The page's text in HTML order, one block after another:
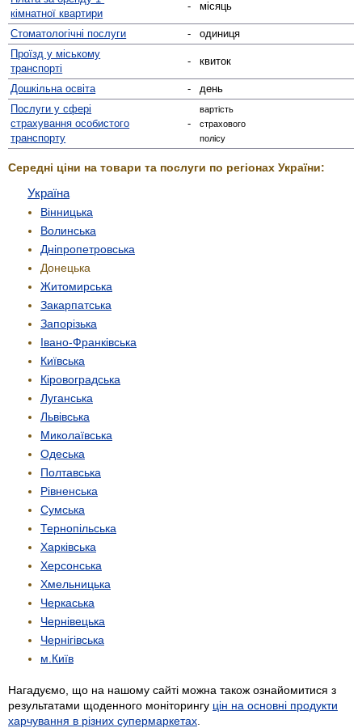
кімнатної квартири
- місяць
Стомато­логічні послуги -
одиниця
Проїзд у міському
транспорті
- квиток
Дошкільна освіта -
день
Послуги у сфері
страхування особистого
транспорту
-
вартість
страхового
полісу
Середні ціни на товари та послуги по регіонах України:
Україна
Вінницька
Волинська
Дніпропетровська
Донецька
Житомирська
Закарпатська
Запорізька
Івано-Франківська
Київська
Кіровоградська
Луганська
Львівська
Миколаївська
Одеська
Полтавська
Рівненська
Сумська
Тернопільська
Харківська
Херсонська
Хмельницька
Черкаська
Чернівецька
Чернігівська
м.Київ
Нагадуємо, що на нашому сайті можна також ознайомитися з
результатами щоденного моніторингу цін на основні продукти
харчування в різних супермаркетах